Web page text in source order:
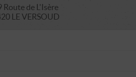
Route de L'Isère
LE VERSOUD